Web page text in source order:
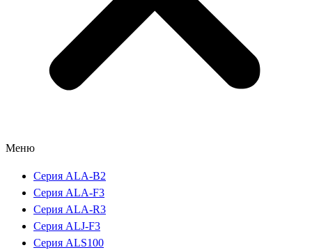
Меню
Серия ALA-B2
Серия ALA-F3
Серия ALA-R3
Серия ALJ-F3
Серия ALS100